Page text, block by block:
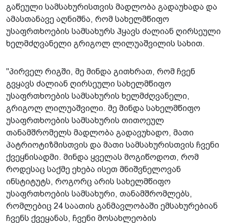
გაწეული სამსახურისთვის მადლობა გადაუხადა და
ამასთანავე აღნიშნა, რომ სახელმწიფო
უსაფრთხოების სამსახურს ჰყავს ძალიან ღირსეული
ხელმძღვანელი გრიგოლ ლილუაშვილის სახით.
"პირველ რიგში, მე მინდა გითხრათ, რომ ჩვენ
გვყავს ძალიან ღირსეული სახელმწიფო
უსაფრთხოების სამსახურის ხელმძღვანელი,
გრიგოლ ლილუაშვილი. მე მინდა სახელმწიფო
უსაფრთხოების სამსახურის თითოეულ
თანამშრომელს მადლობა გადავუხადო, მათი
პატრიოტიზმისთვის და მათი სამსახურისთვის ჩვენი
ქვეყნისადმი. მინდა ყველას მოგიწოდოთ, რომ
როდესაც საქმე ეხება ისეთ მნიშვნელოვან
ინსტიტუტს, როგორც არის სახელმწიფო
უსაფრთხოების სამსახური, თანამშრომლებს,
რომლებიც 24 საათის განმავლობაში ემსახურებიან
ჩვენს ქვეყანას, ჩვენი მოსახლეობის